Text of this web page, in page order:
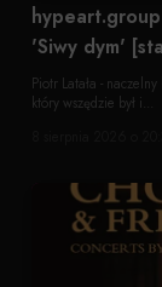
'Siwy dym'
Piotr Latała -
który wszędzie był i...